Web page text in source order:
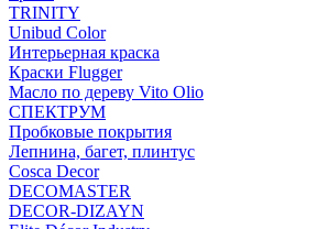
TRINITY
Unibud Color
Интерьерная краска
Краски Flugger
Масло по дереву Vito Olio
СПЕКТРУМ
Пробковые покрытия
Лепнина, багет, плинтус
Cosca Decor
DECOMASTER
DECOR-DIZAYN